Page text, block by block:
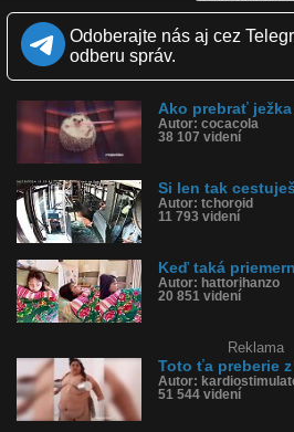
Kvalita:
Zverejnené: 22.11.2023 16:22
Krajina: Spojené štáty, USA 🇺🇸
Komentárov: 35
Dľžka: 0:18
Kategória: ľudia
Tagy: vozidlo, havária, nehoda, cesta
oregon
História sledovanosti videa:
Odoberajte nás aj cez
odberu správ.
Ako prebrať
Autor: cocacola
38 107 videní
Si len tak
Autor: tchoroid
11 793 videní
Keď taká
Autor: hattorihanzo
20 851 videní
Reklama
Toto ťa preberie
Autor:
51 544 videní